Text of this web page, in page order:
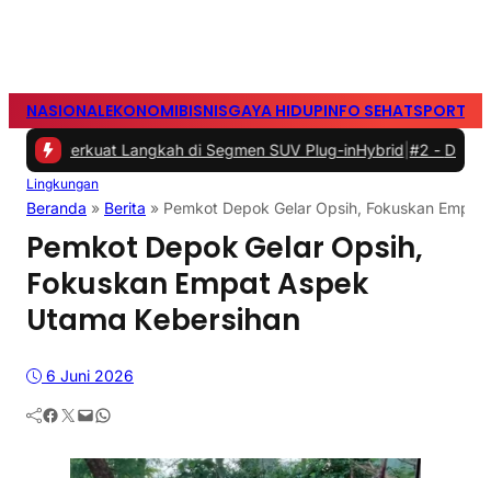
NASIONALEKONOMIBISNISGAYA HIDUPINFO SEHATSPORTS
Perkuat Langkah di Segmen SUV Plug-inHybrid|#2 -
Lingkungan
Beranda » Berita » Pemkot Depok Gelar Opsih, Fokuskan
Pemkot Depok Gelar Opsih,
Fokuskan Empat Aspek
Utama Kebersihan
6 Juni 2026
Facebook Twitter Mail WhatsApp